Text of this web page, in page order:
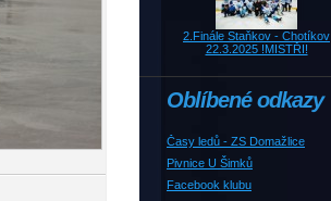
2.Finále Staňkov - Chotíkov
22.3.2025 !MISTŘI!
Oblíbené odkazy
Časy ledů - ZS Domažlice
Pivnice U Šimků
Facebook klubu